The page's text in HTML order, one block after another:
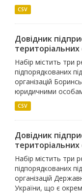
CSV
Довідник
територіальних
Набір містить три
підпорядкованих
організацій
юридичними
CSV
Довідник
територіальних
Набір містить три
підпорядкованих
організацій
України, що є